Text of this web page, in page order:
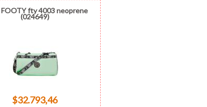
FOOTY fty 4003 neoprene
(024649)
$32.793,46